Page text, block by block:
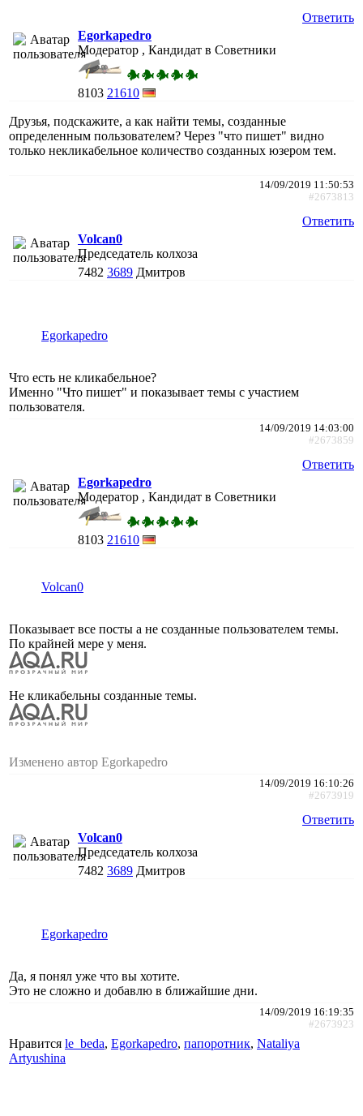
Ответить
Egorkapedro
Модератор , Кандидат в Советники
8103 21610
Друзья, подскажите, а как найти темы, созданные
определенным пользователем? Через "что пишет" видно
только некликабельное количество созданных юзером тем.
14/09/2019 11:50:53
#2673813
Ответить
Volcan0
Председатель колхоза
7482 3689 Дмитров
Egorkapedro
Что есть не кликабельное?
Именно "Что пишет" и показывает темы с участием
пользователя.
14/09/2019 14:03:00
#2673859
Ответить
Egorkapedro
Модератор , Кандидат в Советники
8103 21610
Volcan0
Показывает все посты а не созданные пользователем темы.
По крайней мере у меня.
Не кликабельны созданные темы.
Изменено автор Egorkapedro
14/09/2019 16:10:26
#2673919
Ответить
Volcan0
Председатель колхоза
7482 3689 Дмитров
Egorkapedro
Да, я понял уже что вы хотите.
Это не сложно и добавлю в ближайшие дни.
14/09/2019 16:19:35
#2673923
Нравится le_beda, Egorkapedro, папоротник, Nataliya
Artyushina